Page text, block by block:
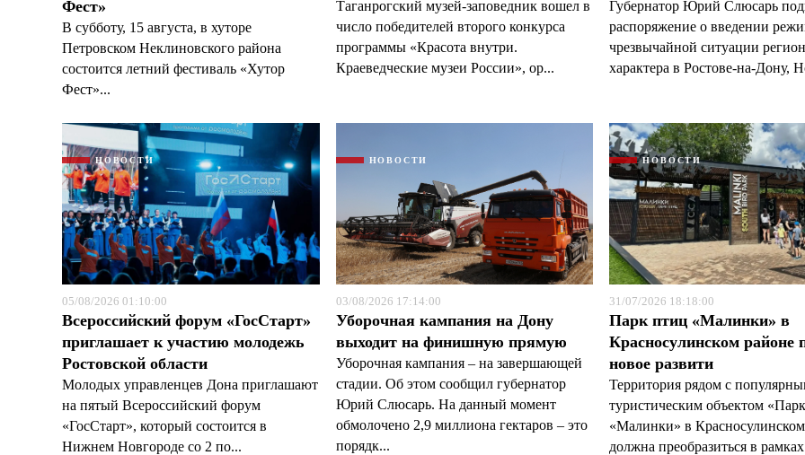
Фест»
В субботу, 15 августа, в хуторе
Петровском Неклиновского района
состоится летний фестиваль «Хутор
Фест»...
Таганрогский музей-заповедник вошел в
число победителей второго конкурса
программы «Красота внутри.
Краеведческие музеи России», ор...
Губернатор Юрий Слюсарь
распоряжение о введении
чрезвычайной ситуации
характера в Ростове-на-Дону,
НОВОСТИ
05/08/2026 01:10:00
Всероссийский форум «ГосСтарт»
приглашает к участию молодежь
Ростовской области
Молодых управленцев Дона приглашают
на пятый Всероссийский форум
«ГосСтарт», который состоится в
Нижнем Новгороде со 2 по...
НОВОСТИ
03/08/2026 17:14:00
Уборочная кампания на Дону
выходит на финишную прямую
Уборочная кампания – на завершающей
стадии. Об этом сообщил губернатор
Юрий Слюсарь. На данный момент
обмолочено 2,9 миллиона гектаров – это
порядк...
НОВОСТИ
31/07/2026 18:18:00
Парк птиц «Малинки» в
Красносулинском районе
новое развити
Территория рядом с
туристическим объектом
«Малинки» в
должна преобразиться в